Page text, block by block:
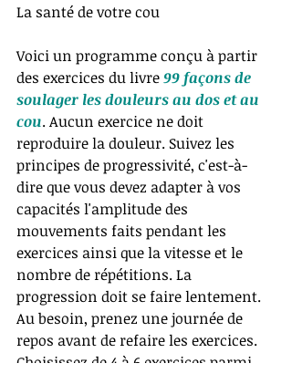
La santé de votre cou
Voici un programme conçu à partir
des exercices du livre 99 façons de
soulager les douleurs au dos et au
cou. Aucun exercice ne doit
reproduire la douleur. Suivez les
principes de progressivité, c'est-à-
dire que vous devez adapter à vos
capacités l'amplitude des
mouvements faits pendant les
exercices ainsi que la vitesse et le
nombre de répétitions. La
progression doit se faire lentement.
Au besoin, prenez une journée de
repos avant de refaire les exercices.
Choisissez de 4 à 6 exercices parmi